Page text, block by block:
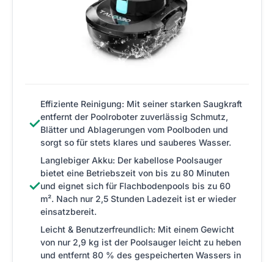
✓
Effiziente Reinigung: Mit seiner starken Saugkraft
entfernt der Poolroboter zuverlässig Schmutz,
Blätter und Ablagerungen vom Poolboden und
sorgt so für stets klares und sauberes Wasser.
✓
Langlebiger Akku: Der kabellose Poolsauger
bietet eine Betriebszeit von bis zu 80 Minuten
und eignet sich für Flachbodenpools bis zu 60
m². Nach nur 2,5 Stunden Ladezeit ist er wieder
einsatzbereit.
Leicht & Benutzerfreundlich: Mit einem Gewicht
von nur 2,9 kg ist der Poolsauger leicht zu heben
und entfernt 80 % des gespeicherten Wassers in